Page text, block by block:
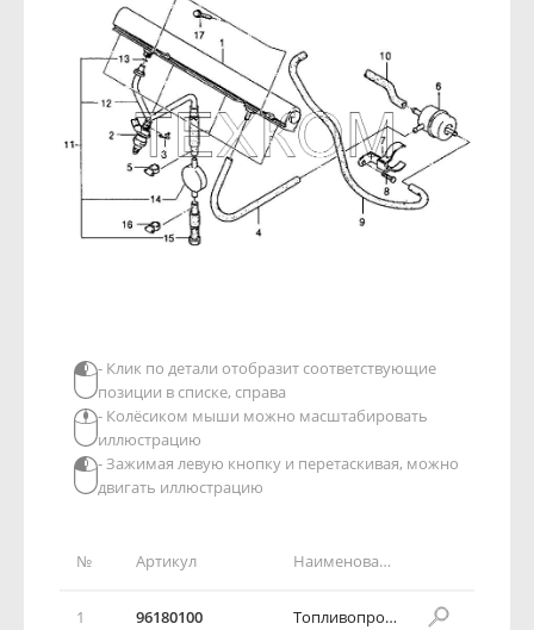
№ Артикул Наименование детали
1 96180100 Топливопровод
- Клик по детали отобразит соответствующие
позиции в списке, справа
- Колёсиком мыши можно масштабировать
иллюстрацию
- Зажимая левую кнопку и перетаскивая, можно
двигать иллюстрацию